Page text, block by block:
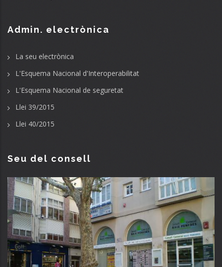
Admin. electrònica
La seu electrònica
L'Esquema Nacional d'Interoperabilitat
L'Esquema Nacional de seguretat
Llei 39/2015
Llei 40/2015
Seu del consell